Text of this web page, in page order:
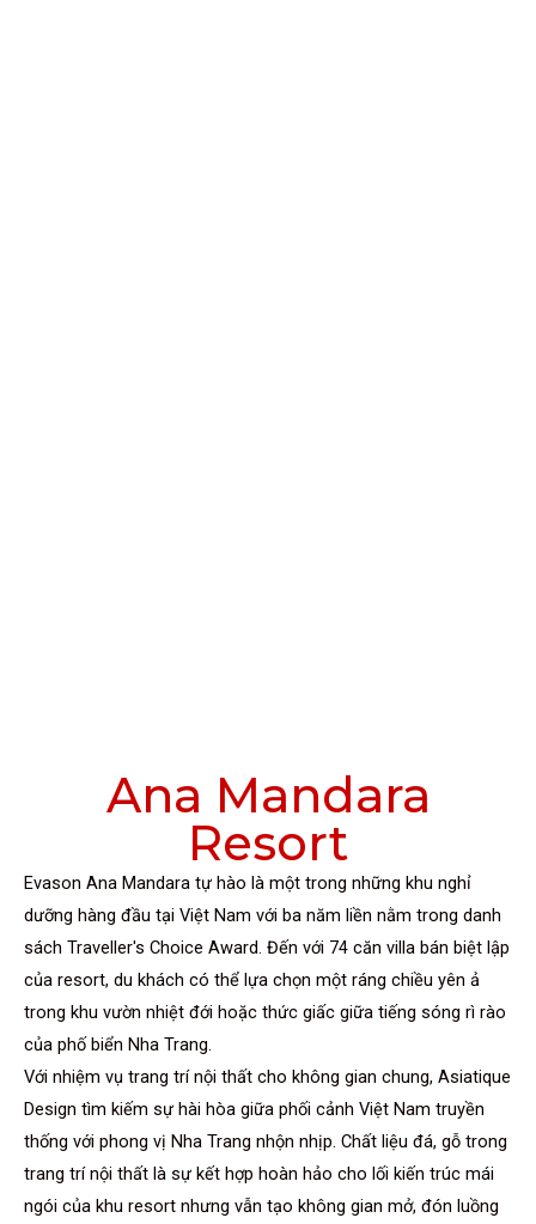
Ana Mandara
Resort
Evason Ana Mandara tự hào là một trong những khu nghỉ
dưỡng hàng đầu tại Việt Nam với ba năm liền nằm trong danh
sách Traveller's Choice Award. Đến với 74 căn villa bán biệt lập
của resort, du khách có thể lựa chọn một ráng chiều yên ả
trong khu vườn nhiệt đới hoặc thức giấc giữa tiếng sóng rì rào
của phố biển Nha Trang.
Với nhiệm vụ trang trí nội thất cho không gian chung, Asiatique
Design tìm kiếm sự hài hòa giữa phối cảnh Việt Nam truyền
thống với phong vị Nha Trang nhộn nhịp. Chất liệu đá, gỗ trong
trang trí nội thất là sự kết hợp hoàn hảo cho lối kiến trúc mái
ngói của khu resort nhưng vẫn tạo không gian mở, đón luồng